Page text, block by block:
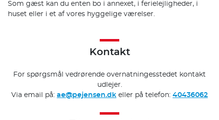
Som gæst kan du enten bo i annexet, i ferielejligheder, i
huset eller i et af vores hyggelige værelser.
Kontakt
For spørgsmål vedrørende overnatningesstedet kontakt
udlejer.
Via email på: ae@pejensen.dk eller på telefon: 40436062